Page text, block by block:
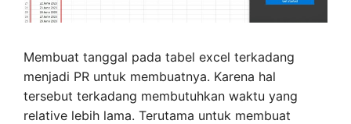
Membuat tanggal pada tabel excel terkadang
menjadi PR untuk membuatnya. Karena hal
tersebut terkadang membutuhkan waktu yang
relative lebih lama. Terutama untuk membuat